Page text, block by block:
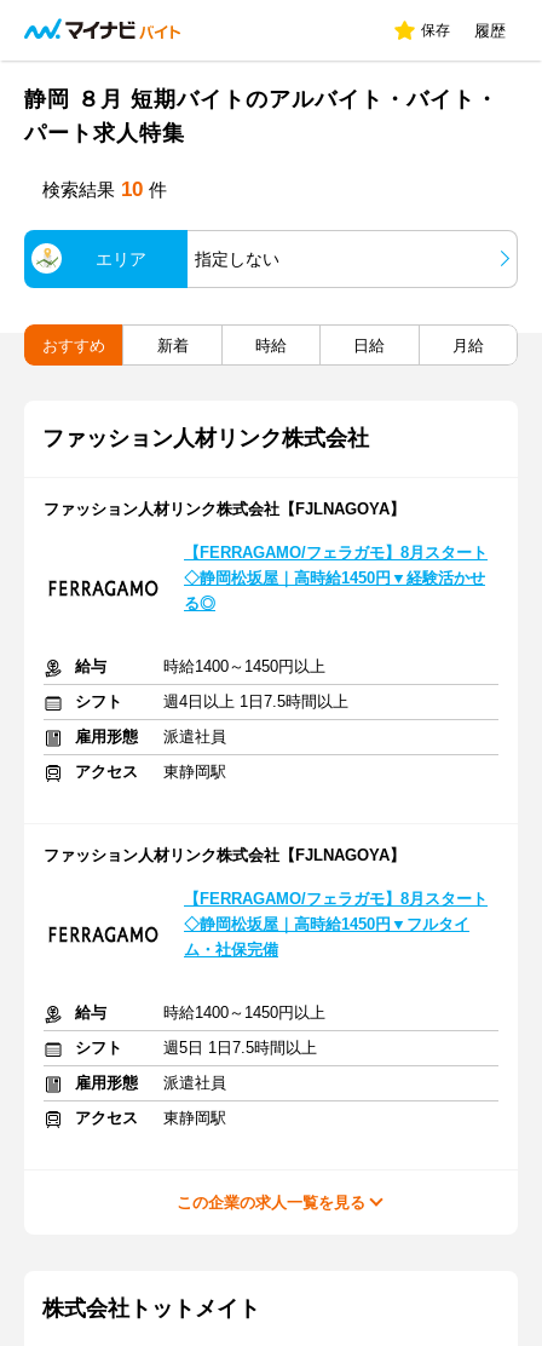
保存 履歴
静岡 ８月 短期バイトのアルバイト・バイト・
パート求人特集
検索結果 10 件
エリア 指定しない
おすすめ 新着 時給 日給 月給
ファッション人材リンク株式会社
ファッション人材リンク株式会社【FJLNAGOYA】
【FERRAGAMO/フェラガモ】8月スタート
◇静岡松坂屋｜高時給1450円▼経験活かせ
る◎
給与
時給1400～1450円以上
シフト
週4日以上 1日7.5時間以上
雇用形態
派遣社員
アクセス
東静岡駅
ファッション人材リンク株式会社【FJLNAGOYA】
【FERRAGAMO/フェラガモ】8月スタート
◇静岡松坂屋｜高時給1450円▼フルタイ
ム・社保完備
給与
時給1400～1450円以上
シフト
週5日 1日7.5時間以上
雇用形態
派遣社員
アクセス
東静岡駅
この企業の求人一覧を見る
株式会社トットメイト